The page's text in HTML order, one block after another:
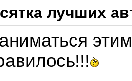
лучших